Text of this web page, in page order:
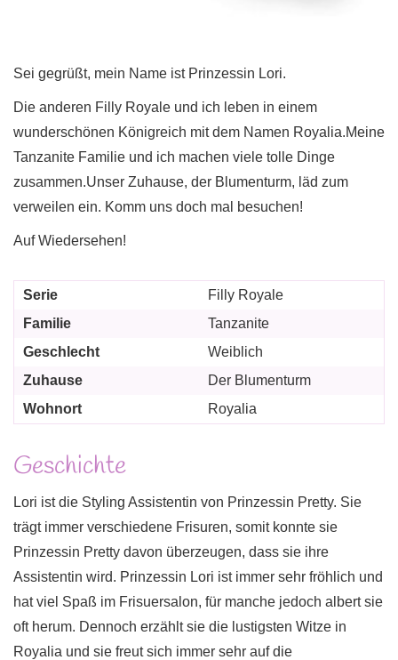
Sei gegrüßt, mein Name ist Prinzessin Lori.
Die anderen Filly Royale und ich leben in einem
wunderschönen Königreich mit dem Namen Royalia.Meine
Tanzanite Familie und ich machen viele tolle Dinge
zusammen.Unser Zuhause, der Blumenturm, läd zum
verweilen ein. Komm uns doch mal besuchen!
Auf Wiedersehen!
Serie
Filly Royale
Familie
Tanzanite
Geschlecht
Weiblich
Zuhause
Der Blumenturm
Wohnort
Royalia
Geschichte
Lori ist die Styling Assistentin von Prinzessin Pretty. Sie
trägt immer verschiedene Frisuren, somit konnte sie
Prinzessin Pretty davon überzeugen, dass sie ihre
Assistentin wird. Prinzessin Lori ist immer sehr fröhlich und
hat viel Spaß im Frisuersalon, für manche jedoch albert sie
oft herum. Dennoch erzählt sie die lustigsten Witze in
Royalia und sie freut sich immer sehr auf die